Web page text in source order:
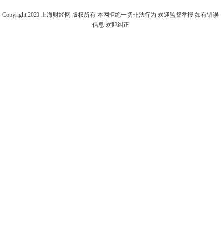
Copyright 2020 上海财经网 版权所有 本网拒绝一切非法行为 欢迎监督举报 如有错误
信息 欢迎纠正